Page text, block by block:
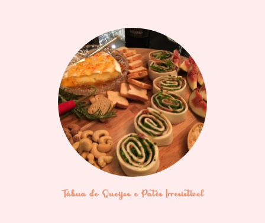
Tábua de Queijos e Patês Irresistível